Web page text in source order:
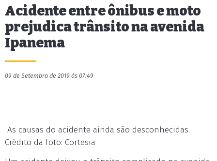
Acidente entre ônibus e moto
prejudica trânsito na avenida
Ipanema
09 de Setembro de 2019 às 07:49
As causas do acidente ainda são desconhecidas.
Crédito da foto: Cortesia